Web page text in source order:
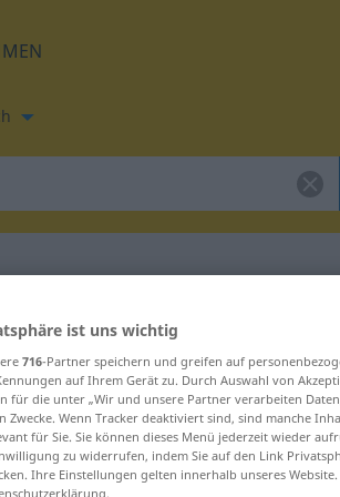
für "fonetika"
ist uns wichtig
716-Partner speichern und greifen auf
auf Ihrem Gerät zu. Durch Auswahl von
für die unter „Wir und unsere Partner verarbeiten
Zwecke. Wenn Tracker deaktiviert sind, sind manche
für Sie. Sie können dieses Menü jederzeit wieder
zu widerrufen, indem Sie auf den Link
Ihre Einstellungen gelten innerhalb unseres